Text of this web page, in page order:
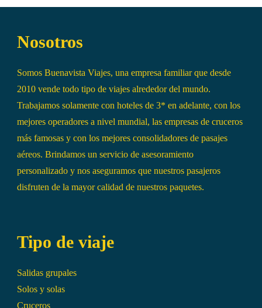
Nosotros
Somos Buenavista Viajes, una empresa familiar que desde
2010 vende todo tipo de viajes alrededor del mundo.
Trabajamos solamente con hoteles de 3* en adelante, con los
mejores operadores a nivel mundial, las empresas de cruceros
más famosas y con los mejores consolidadores de pasajes
aéreos. Brindamos un servicio de asesoramiento
personalizado y nos aseguramos que nuestros pasajeros
disfruten de la mayor calidad de nuestros paquetes.
Tipo de viaje
Salidas grupales
Solos y solas
Cruceros